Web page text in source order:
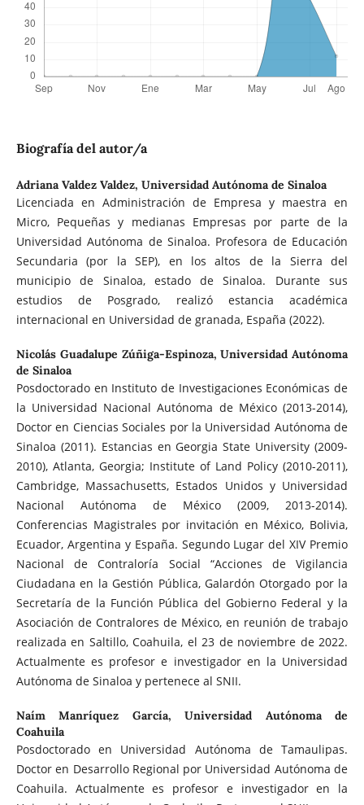
Biografía del autor/a
Adriana Valdez Valdez, Universidad Autónoma de Sinaloa
Licenciada en Administración de Empresa y maestra en
Micro, Pequeñas y medianas Empresas por parte de la
Universidad Autónoma de Sinaloa. Profesora de Educación
Secundaria (por la SEP), en los altos de la Sierra del
municipio de Sinaloa, estado de Sinaloa. Durante sus
estudios de Posgrado, realizó estancia académica
internacional en Universidad de granada, España (2022).
Nicolás Guadalupe Zúñiga-Espinoza,Universidad Autónoma
de Sinaloa
Posdoctorado en Instituto de Investigaciones Económicas de
la Universidad Nacional Autónoma de México (2013-2014),
Doctor en Ciencias Sociales por la Universidad Autónoma de
Sinaloa (2011). Estancias en Georgia State University (2009-
2010), Atlanta, Georgia; Institute of Land Policy (2010-2011),
Cambridge, Massachusetts, Estados Unidos y Universidad
Nacional Autónoma de México (2009, 2013-2014).
Conferencias Magistrales por invitación en México, Bolivia,
Ecuador, Argentina y España. Segundo Lugar del XIV Premio
Nacional de Contraloría Social “Acciones de Vigilancia
Ciudadana en la Gestión Pública, Galardón Otorgado por la
Secretaría de la Función Pública del Gobierno Federal y la
Asociación de Contralores de México, en reunión de trabajo
realizada en Saltillo, Coahuila, el 23 de noviembre de 2022.
Actualmente es profesor e investigador en la Universidad
Autónoma de Sinaloa y pertenece al SNII.
Naím Manríquez García,Universidad Autónoma de
Coahuila
Posdoctorado en Universidad Autónoma de Tamaulipas.
Doctor en Desarrollo Regional por Universidad Autónoma de
Coahuila. Actualmente es profesor e investigador en la